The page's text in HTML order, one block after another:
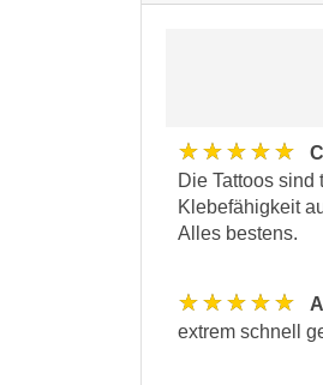
★★★★★
Die Tattoos
Klebefähigkeit
Alles bestens.
★★★★★
extrem schnell